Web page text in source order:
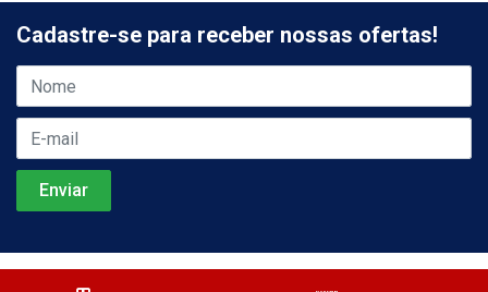
Cadastre-se para receber nossas ofertas!